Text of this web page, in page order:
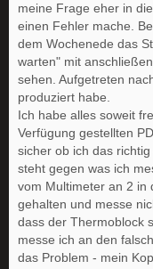
meine Frage eher in
einen Fehler mache.
dem Wochenede das
warten" mit
sehen. Aufgetreten
produziert habe.
Ich habe alles soweit
Verfügung gestellten
sicher ob ich das
steht gegen was ich
vom Multimeter an 2 in
gehalten und messe
dass der Thermoblock
messe ich an den
das Problem - mein